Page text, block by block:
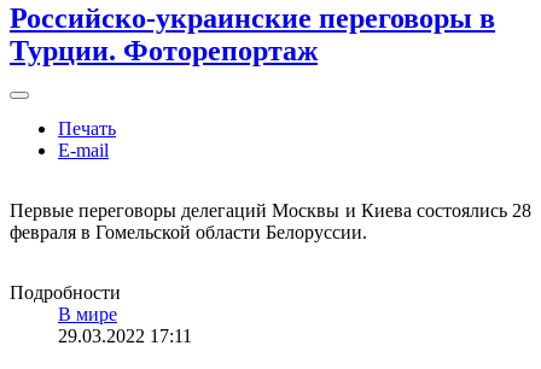
Российско-украинские переговоры в
Турции. Фоторепортаж
Печать
E-mail
Первые переговоры делегаций Москвы и Киева состоялись 28
февраля в Гомельской области Белоруссии.
Подробности
В мире
29.03.2022 17:11